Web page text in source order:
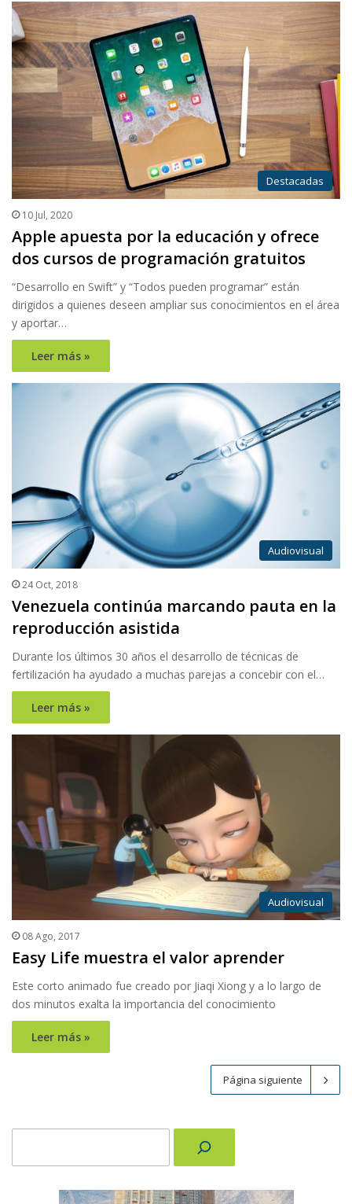
Destacadas
10 Jul, 2020
Apple apuesta por la educación y ofrece
dos cursos de programación gratuitos
“Desarrollo en Swift” y “Todos pueden programar” están
dirigidos a quienes deseen ampliar sus conocimientos en el área
y aportar…
Leer más »
Audiovisual
24 Oct, 2018
Venezuela continúa marcando pauta en la
reproducción asistida
Durante los últimos 30 años el desarrollo de técnicas de
fertilización ha ayudado a muchas parejas a concebir con el…
Leer más »
Audiovisual
08 Ago, 2017
Easy Life muestra el valor aprender
Este corto animado fue creado por Jiaqi Xiong y a lo largo de
dos minutos exalta la importancia del conocimiento
Leer más »
Página siguiente